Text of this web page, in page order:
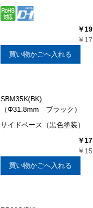
￥
￥
買い物かごへ入れる
SBM35K(BK)
（Φ31.8mm ブラック）
サイドベース（黒色塗装）
￥
￥
買い物かごへ入れる